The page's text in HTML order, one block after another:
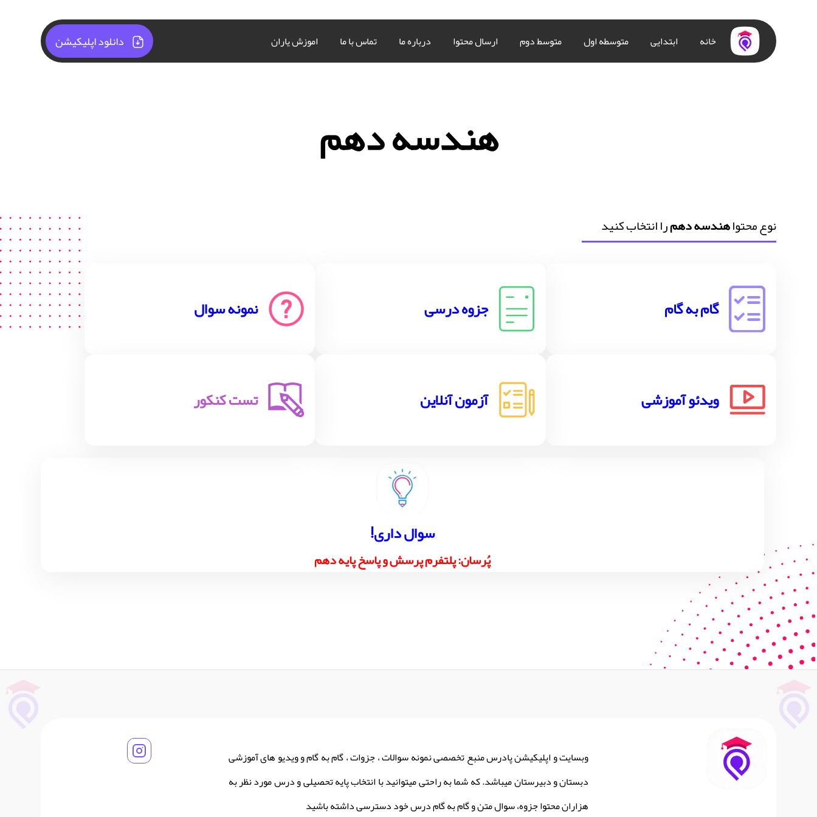
خانه ابتدایی متوسطه اول متوسط دوم ارسال محتوا درباره ما تماس با ما اموزش یاران دانلود اپلیکیشن
هندسه دهم
نوع محتواهندسه دهمرا انتخاب کنید
گام به گام جزوه درسی نمونه سوال
ویدئو آموزشی آزمون آنلاین تست کنکور
!سوال داری
پُرسان: پلتفرم پرسش و پاسخ پایه دهم
وبسایت و اپلیکیشن پادرس منبع تخصصی نمونه سوالات ، جزوات ، گام به گام و ویدیو های آموزشی
دبستان و دبیرستان میباشد. که شما به راحتی میتوانید با انتخاب پایه تحصیلی و درس مورد نظر به
هزاران محتوا جزوه، سوال متن و گام به گام درس خود دسترسی داشته باشید